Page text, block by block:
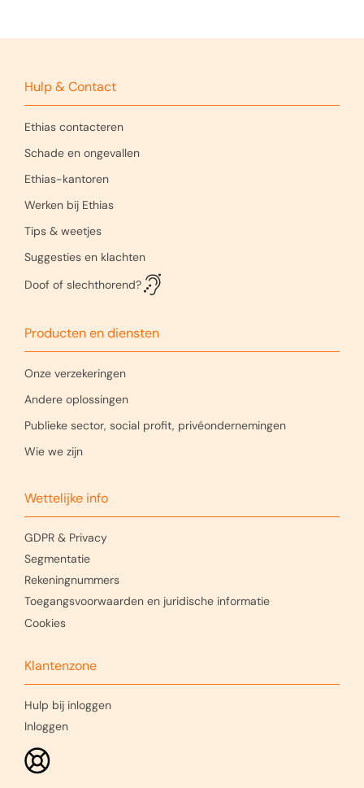
Hulp & Contact
Ethias contacteren
Schade en ongevallen
Ethias-kantoren
Werken bij Ethias
Tips & weetjes
Suggesties en klachten
Doof of slechthorend?
Producten en diensten
Onze verzekeringen
Andere oplossingen
Publieke sector, social profit, privéondernemingen
Wie we zijn
Wettelijke info
GDPR & Privacy
Segmentatie
Rekeningnummers
Toegangsvoorwaarden en juridische informatie
Cookies
Klantenzone
Hulp bij inloggen
Inloggen